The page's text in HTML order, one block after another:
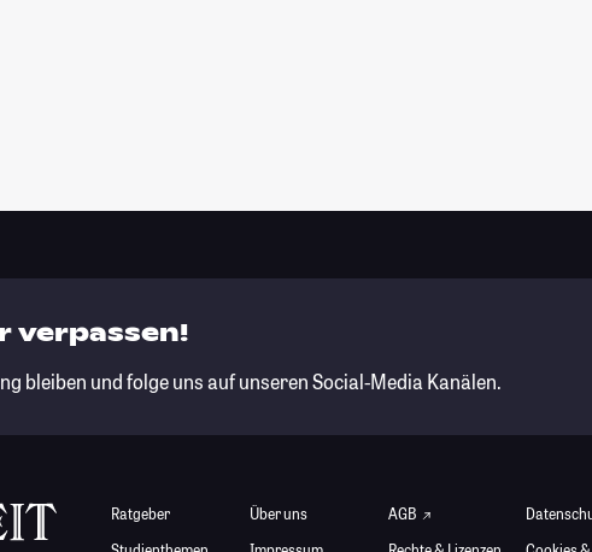
verpassen!
bleiben und folge uns auf unseren Social-Media Kanälen.
Ratgeber
Über uns
AGB